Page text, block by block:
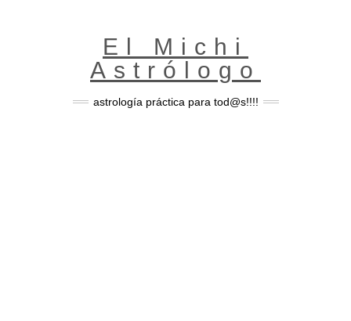
El Michi
Astrólogo
astrología práctica para tod@s!!!!